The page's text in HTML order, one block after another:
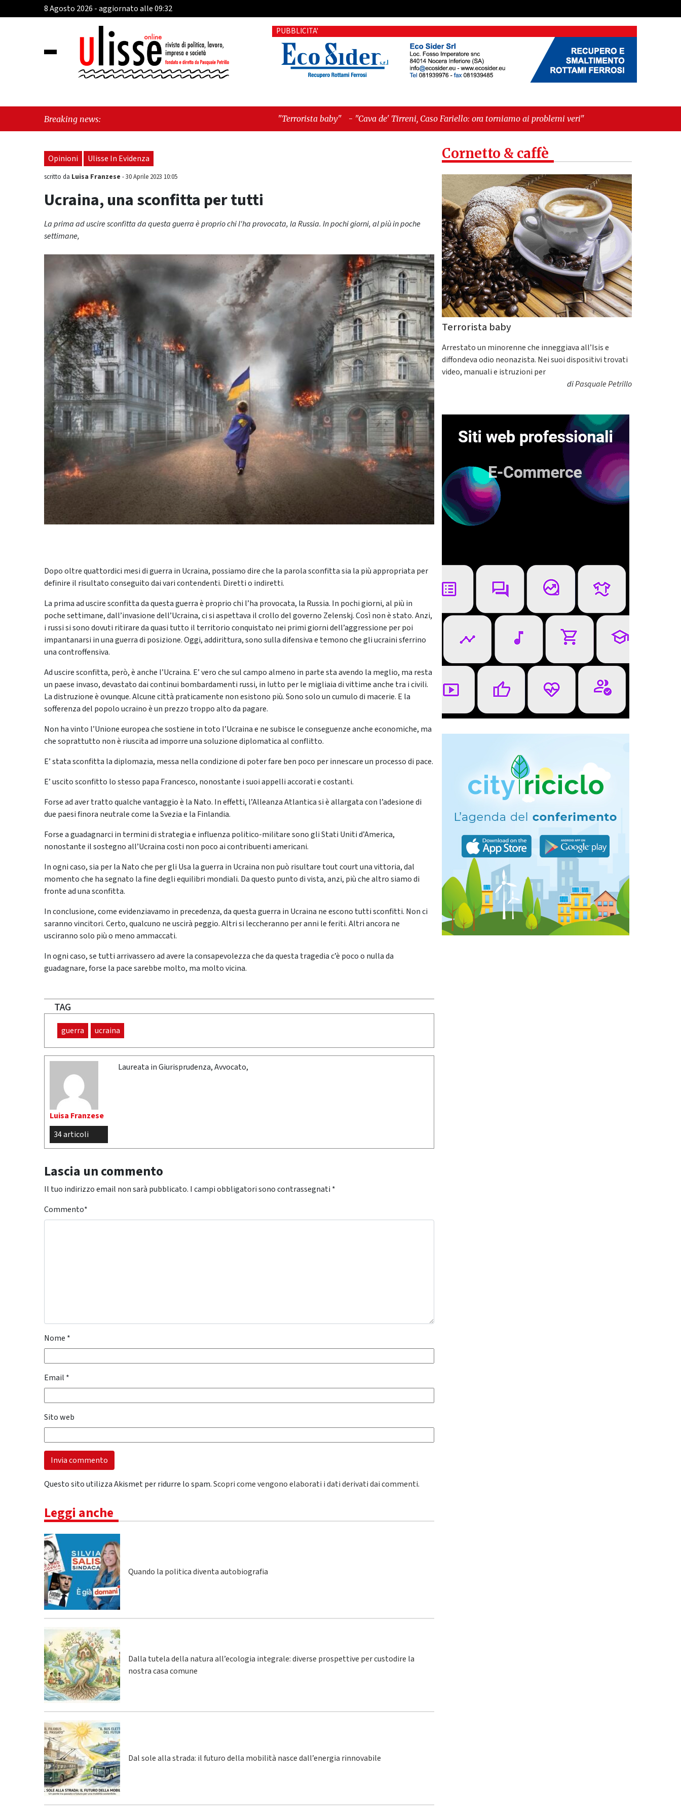
8 Agosto 2026 - aggiornato alle 09:32
PUBBLICITA'
Breaking news: -"Cava de' Tirreni, Caso Fariello: ora torniamo ai problemi veri"
Opinioni Ulisse In Evidenza
scritto da Luisa Franzese -30 Aprile 2023 10:05
Ucraina, una sconfitta per tutti
La prima ad uscire sconfitta da questa guerra è proprio chi l'ha provocata, la Russia. In pochi giorni, al più in poche
settimane,
Dopo oltre quattordici mesi di guerra in Ucraina, possiamo dire che la parola sconfitta sia la più appropriata per
definire il risultato conseguito dai vari contendenti. Diretti o indiretti.
La prima ad uscire sconfitta da questa guerra è proprio chi l’ha provocata, la Russia. In pochi giorni, al più in
poche settimane, dall’invasione dell’Ucraina, ci si aspettava il crollo del governo Zelenskj. Così non è stato. Anzi,
i russi si sono dovuti ritirare da quasi tutto il territorio conquistato nei primi giorni dell’aggressione per poi
impantanarsi in una guerra di posizione. Oggi, addirittura, sono sulla difensiva e temono che gli ucraini sferrino
una controffensiva.
Ad uscire sconfitta, però, è anche l’Ucraina. E’ vero che sul campo almeno in parte sta avendo la meglio, ma resta
un paese invaso, devastato dai continui bombardamenti russi, in lutto per le migliaia di vittime anche tra i civili.
La distruzione è ovunque. Alcune città praticamente non esistono più. Sono solo un cumulo di macerie. E la
sofferenza del popolo ucraino è un prezzo troppo alto da pagare.
Non ha vinto l’Unione europea che sostiene in toto l’Ucraina e ne subisce le conseguenze anche economiche, ma
che soprattutto non è riuscita ad imporre una soluzione diplomatica al conflitto.
E’ stata sconfitta la diplomazia, messa nella condizione di poter fare ben poco per innescare un processo di pace.
E’ uscito sconfitto lo stesso papa Francesco, nonostante i suoi appelli accorati e costanti.
Forse ad aver tratto qualche vantaggio è la Nato. In effetti, l’Alleanza Atlantica si è allargata con l’adesione di
due paesi finora neutrale come la Svezia e la Finlandia.
Forse a guadagnarci in termini di strategia e influenza politico-militare sono gli Stati Uniti d’America,
nonostante il sostegno all’Ucraina costi non poco ai contribuenti americani.
In ogni caso, sia per la Nato che per gli Usa la guerra in Ucraina non può risultare tout court una vittoria, dal
momento che ha segnato la fine degli equilibri mondiali. Da questo punto di vista, anzi, più che altro siamo di
fronte ad una sconfitta.
In conclusione, come evidenziavamo in precedenza, da questa guerra in Ucraina ne escono tutti sconfitti. Non ci
saranno vincitori. Certo, qualcuno ne uscirà peggio. Altri si leccheranno per anni le feriti. Altri ancora ne
usciranno solo più o meno ammaccati.
In ogni caso, se tutti arrivassero ad avere la consapevolezza che da questa tragedia c’è poco o nulla da
guadagnare, forse la pace sarebbe molto, ma molto vicina.
TAG
guerra ucraina
Luisa Franzese
34 articoli
Laureata in Giurisprudenza, Avvocato,
Lascia un commento
Il tuo indirizzo email non sarà pubblicato. I campi obbligatori sono contrassegnati *
Commento*
Nome *
Email *
Sito web
Questo sito utilizza Akismet per ridurre lo spam.Scopri come vengono elaborati i dati derivati dai commenti.
Leggi anche
Quando la politica diventa autobiografia
Dalla tutela della natura all’ecologia integrale: diverse prospettive per custodire la
nostra casa comune
Dal sole alla strada: il futuro della mobilità nasce dall’energia rinnovabile
Cornetto & caffè
Terrorista baby
Arrestato un minorenne che inneggiava all’Isis e
diffondeva odio neonazista. Nei suoi dispositivi trovati
video, manuali e istruzioni per
diPasquale Petrillo